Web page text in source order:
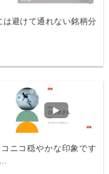
避けて通れない銘柄分
ニコ穏やかな印象です